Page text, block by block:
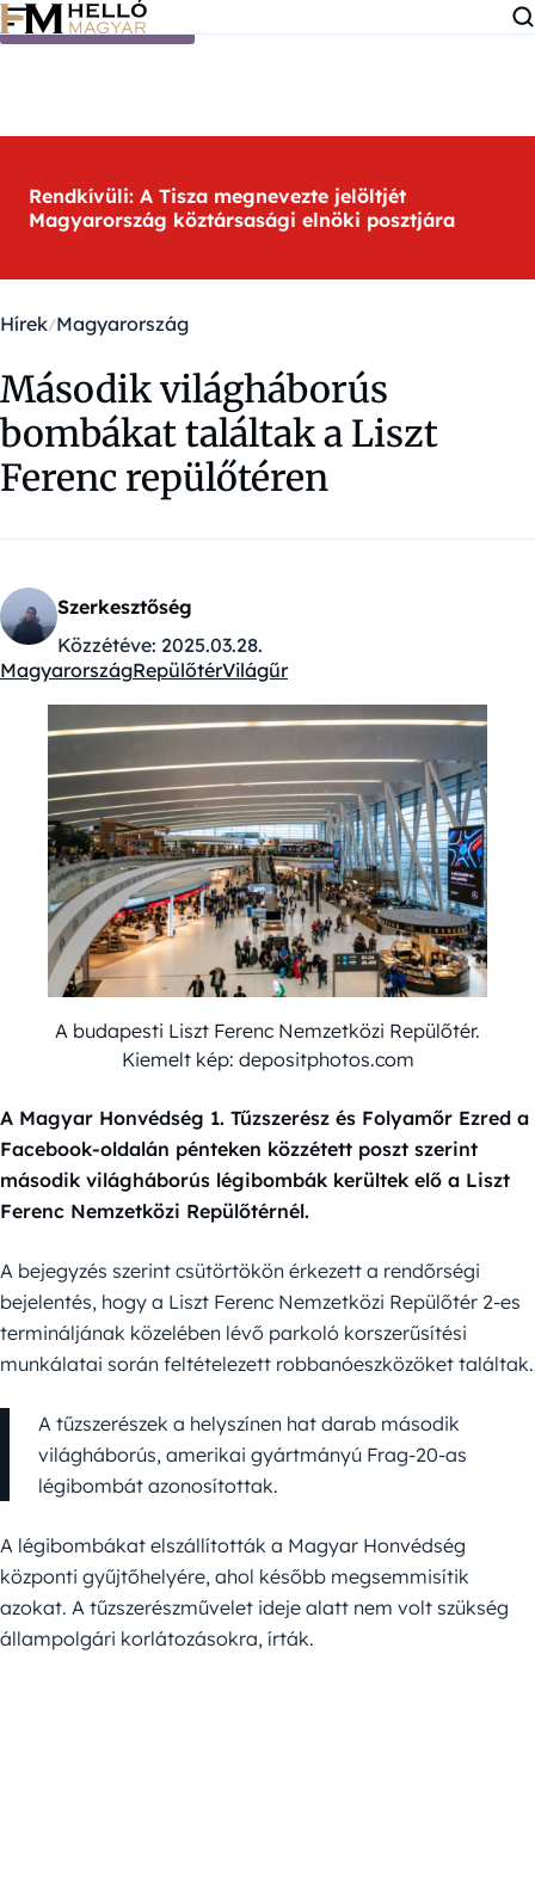
Ugrás a tartalomra
Rendkívüli: A Tisza megnevezte jelöltjét
Magyarország köztársasági elnöki posztjára
Hírek Magyarország
Második világháborús
bombákat találtak a Liszt
Ferenc repülőtéren
Szerkesztőség
Közzétéve: 2025.03.28.
Kategóriák:
MagyarországRepülőtérVilágűr
A budapesti Liszt Ferenc Nemzetközi Repülőtér.
Kiemelt kép: depositphotos.com
A Magyar Honvédség 1. Tűzszerész és Folyamőr Ezred a
Facebook-oldalán pénteken közzétett poszt szerint
második világháborús légibombák kerültek elő a Liszt
Ferenc Nemzetközi Repülőtérnél.
A bejegyzés szerint csütörtökön érkezett a rendőrségi
bejelentés, hogy a Liszt Ferenc Nemzetközi Repülőtér 2-es
termináljának közelében lévő parkoló korszerűsítési
munkálatai során feltételezett robbanóeszközöket találtak.
A tűzszerészek a helyszínen hat darab második
világháborús, amerikai gyártmányú Frag-20-as
légibombát azonosítottak.
A légibombákat elszállították a Magyar Honvédség
központi gyűjtőhelyére, ahol később megsemmisítik
azokat. A tűzszerészművelet ideje alatt nem volt szükség
állampolgári korlátozásokra, írták.